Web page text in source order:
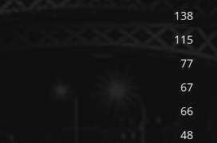
138
115
77
67
66
48